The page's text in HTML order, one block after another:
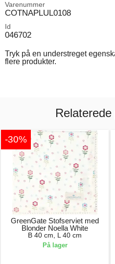
Varenummer
COTNAPLUL0108
Id
046702
Tryk på en understreget
flere produkter.
-30%
GreenGate Stofserviet med
Blonder Noella White
B 40 cm, L 40 cm
På lager